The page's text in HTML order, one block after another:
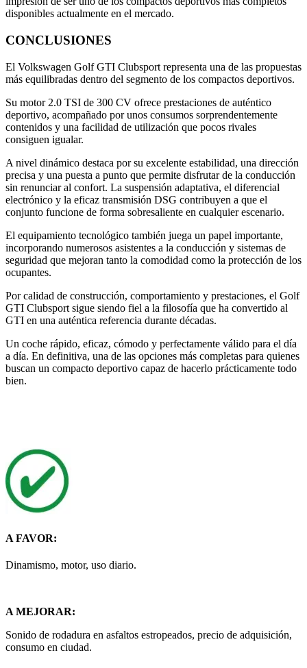
disponibles actualmente en el mercado.
CONCLUSIONES
El Volkswagen Golf GTI Clubsport representa una de las propuestas
más equilibradas dentro del segmento de los compactos deportivos.
Su motor 2.0 TSI de 300 CV ofrece prestaciones de auténtico
deportivo, acompañado por unos consumos sorprendentemente
contenidos y una facilidad de utilización que pocos rivales
consiguen igualar.
A nivel dinámico destaca por su excelente estabilidad, una dirección
precisa y una puesta a punto que permite disfrutar de la conducción
sin renunciar al confort. La suspensión adaptativa, el diferencial
electrónico y la eficaz transmisión DSG contribuyen a que el
conjunto funcione de forma sobresaliente en cualquier escenario.
El equipamiento tecnológico también juega un papel importante,
incorporando numerosos asistentes a la conducción y sistemas de
seguridad que mejoran tanto la comodidad como la protección de los
ocupantes.
Por calidad de construcción, comportamiento y prestaciones, el Golf
GTI Clubsport sigue siendo fiel a la filosofía que ha convertido al
GTI en una auténtica referencia durante décadas.
Un coche rápido, eficaz, cómodo y perfectamente válido para el día
a día. En definitiva, una de las opciones más completas para quienes
buscan un compacto deportivo capaz de hacerlo prácticamente todo
bien.
A FAVOR:
Dinamismo, motor, uso diario.
A MEJORAR:
Sonido de rodadura en asfaltos estropeados, precio de adquisición,
consumo en ciudad.